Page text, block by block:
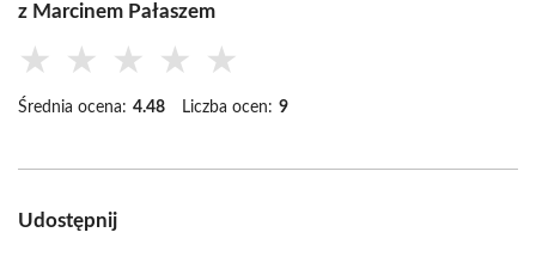
z Marcinem Pałaszem
★ ★ ★ ★ ★
Średnia ocena: 4.48 Liczba ocen: 9
Udostępnij